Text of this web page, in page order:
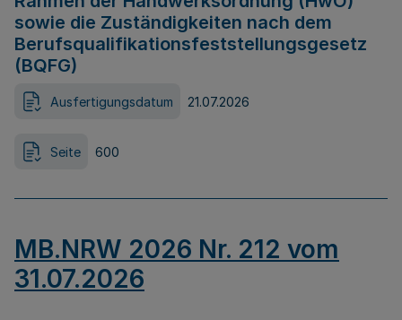
sowie die Zuständigkeiten nach dem
Berufsqualifikationsfeststellungsgesetz
(BQFG)
Ausfertigungsdatum 21.07.2026
Seite 600
MB.NRW 2026 Nr. 212 vom
31.07.2026